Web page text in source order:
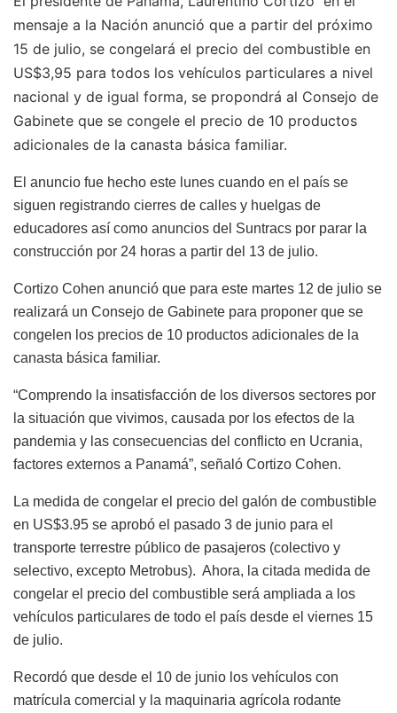
mensaje a la Nación anunció que a partir del próximo
15 de julio, se congelará el precio del combustible en
US$3,95 para todos los vehículos particulares a nivel
nacional y de igual forma, se propondrá al Consejo de
Gabinete que se congele el precio de 10 productos
adicionales de la canasta básica familiar.
El anuncio fue hecho este lunes cuando en el país se
siguen registrando cierres de calles y huelgas de
educadores así como anuncios del Suntracs por parar la
construcción por 24 horas a partir del 13 de julio.
Cortizo Cohen anunció que para este martes 12 de julio se
realizará un Consejo de Gabinete para proponer que se
congelen los precios de 10 productos adicionales de la
canasta básica familiar.
“Comprendo la insatisfacción de los diversos sectores por
la situación que vivimos, causada por los efectos de la
pandemia y las consecuencias del conflicto en Ucrania,
factores externos a Panamá”, señaló Cortizo Cohen.
La medida de congelar el precio del galón de combustible
en US$3.95 se aprobó el pasado 3 de junio para el
transporte terrestre público de pasajeros (colectivo y
selectivo, excepto Metrobus). Ahora, la citada medida de
congelar el precio del combustible será ampliada a los
vehículos particulares de todo el país desde el viernes 15
de julio.
Recordó que desde el 10 de junio los vehículos con
matrícula comercial y la maquinaria agrícola rodante